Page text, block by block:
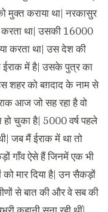
मुक्त कराया था| नरकासुर
करता था| उसकी 16000
करता था| उस देश की
ईराक में है| उसके पुत्र का
शहर को बग़दाद के नाम से
आज जो सह रहा है वो
चुका है| 5000 वर्ष पहले
जब मैं ईराक में था तो
गाँव ऐसे हैं जिनमें एक भी
को मार दिया है| उन सैकड़ों
से बात की और वे सब की